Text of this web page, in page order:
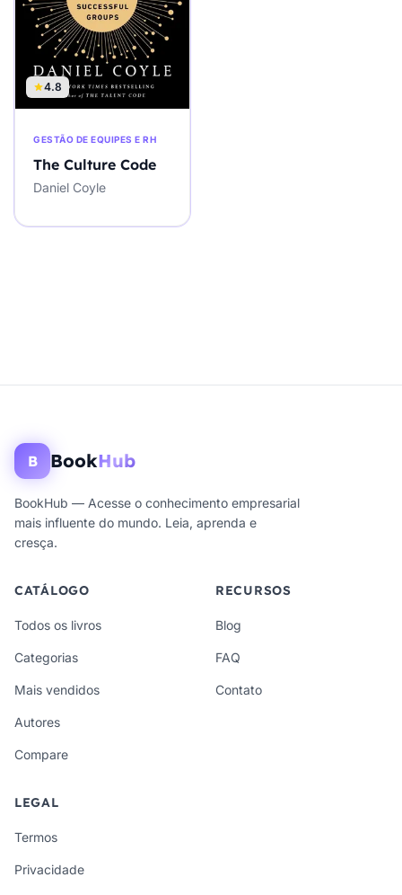
4.8
GESTÃO DE EQUIPES E RH
The Culture Code
Daniel Coyle
B BookHub
BookHub — Acesse o conhecimento empresarial
mais influente do mundo. Leia, aprenda e
cresça.
CATÁLOGO
Todos os livros
Categorias
Mais vendidos
Autores
Compare
RECURSOS
Blog
FAQ
Contato
LEGAL
Termos
Privacidade